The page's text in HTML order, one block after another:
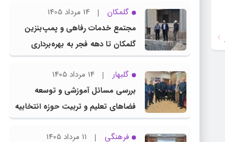
گلمکان
14 مرداد 1405
مجتمع خدمات رفاهی و پمپ‌بنزین
گلمکان تا دهه فجر به بهره‌برداری
می‌رسد
گلبهار
14 مرداد 1405
بررسی مسائل آموزشی و توسعه
فضاهای تعلیم و تربیت حوزه انتخابیه
در نشست مشترک عضو کمیسیون
آموزش مجلس با مدیرکل آموزش و
فرهنگی
11 مرداد 1405